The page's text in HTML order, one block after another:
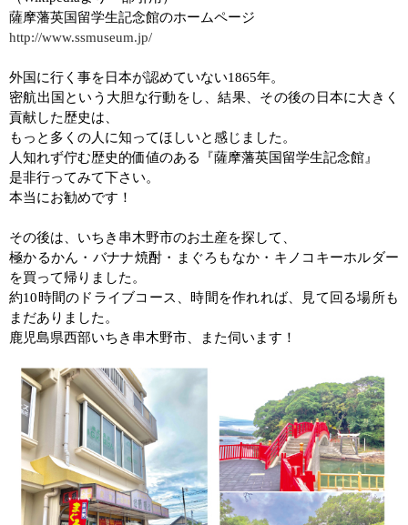
薩摩藩英国留学生記念館のホームページ
http://www.ssmuseum.jp/
外国に行く事を日本が認めていない1865年。
密航出国という大胆な行動をし、結果、その後の日本に大きく
貢献した歴史は、
もっと多くの人に知ってほしいと感じました。
人知れず佇む歴史的価値のある『薩摩藩英国留学生記念館』
是非行ってみて下さい。
本当にお勧めです！
その後は、いちき串木野市のお土産を探して、
極かるかん・バナナ焼酎・まぐろもなか・キノコキーホルダー
を買って帰りました。
約10 時間のドライブコース、時間を作れれば、見て回る場所も
まだありました。
鹿児島県西部いちき串木野市、また伺います！